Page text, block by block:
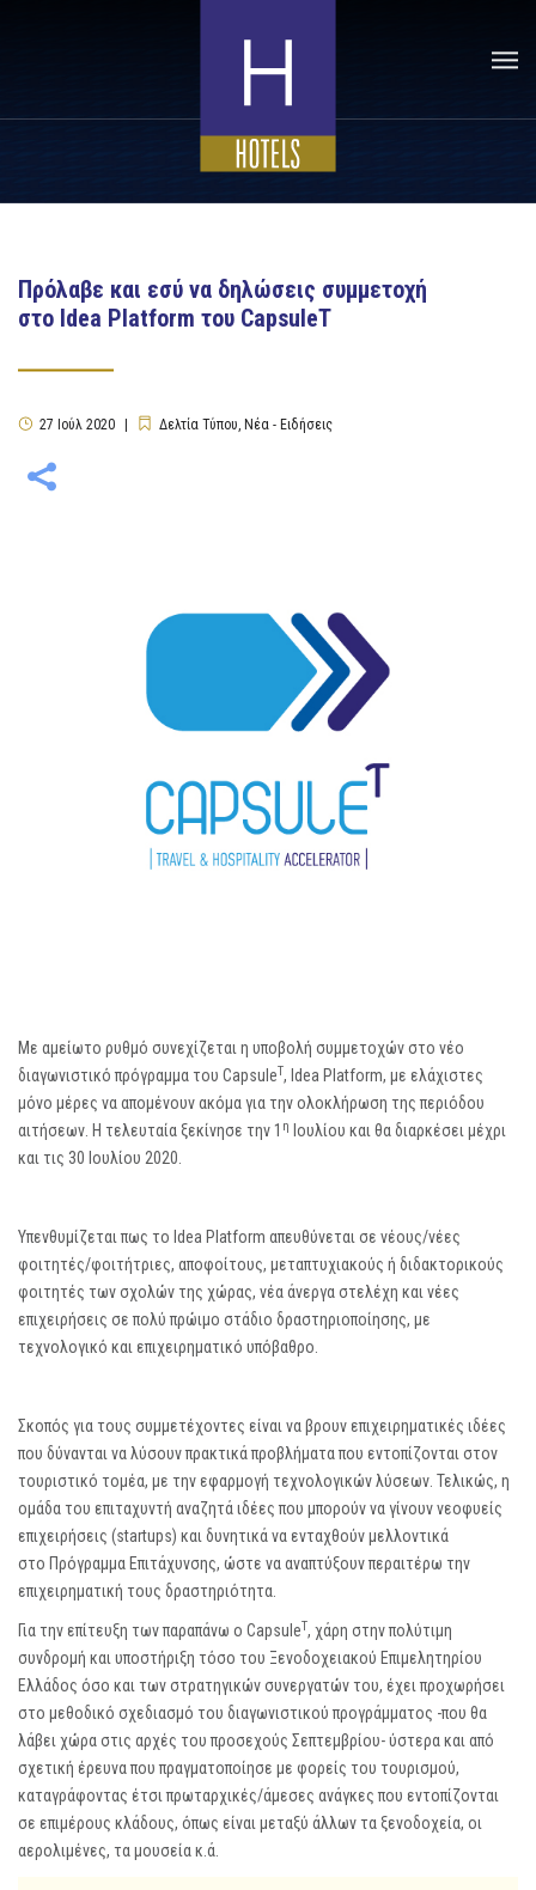
Πρόλαβε και εσύ να δηλώσεις συμμετοχή
στο Idea Platform του CapsuleT
27 Ιούλ 2020 Δελτία Τύπου, Νέα - Ειδήσεις
Με αμείωτο ρυθμό συνεχίζεται η υποβολή συμμετοχών στο νέο
διαγωνιστικό πρόγραμμα του CapsuleT, Idea Platform, με ελάχιστες
μόνο μέρες να απομένουν ακόμα για την ολοκλήρωση της περιόδου
αιτήσεων. Η τελευταία ξεκίνησε την 1 η Ιουλίου και θα διαρκέσει μέχρι
και τις 30 Ιουλίου 2020.
Υπενθυμίζεται πως το Idea Platform απευθύνεται σε νέους/νέες
φοιτητές/φοιτήτριες, αποφοίτους, μεταπτυχιακούς ή διδακτορικούς
φοιτητές των σχολών της χώρας, νέα άνεργα στελέχη και νέες
επιχειρήσεις σε πολύ πρώιμο στάδιο δραστηριοποίησης, με
τεχνολογικό και επιχειρηματικό υπόβαθρο.
Σκοπός για τους συμμετέχοντες είναι να βρουν επιχειρηματικές ιδέες
που δύνανται να λύσουν πρακτικά προβλήματα που εντοπίζονται στον
τουριστικό τομέα, με την εφαρμογή τεχνολογικών λύσεων. Τελικώς, η
ομάδα του επιταχυντή αναζητά ιδέες που μπορούν να γίνουν νεοφυείς
επιχειρήσεις (startups) και δυνητικά να ενταχθούν μελλοντικά
στο Πρόγραμμα Επιτάχυνσης, ώστε να αναπτύξουν περαιτέρω την
επιχειρηματική τους δραστηριότητα.
Για την επίτευξη των παραπάνω ο CapsuleT, χάρη στην πολύτιμη
συνδρομή και υποστήριξη τόσο του Ξενοδοχειακού Επιμελητηρίου
Ελλάδος όσο και των στρατηγικών συνεργατών του, έχει προχωρήσει
στο μεθοδικό σχεδιασμό του διαγωνιστικού προγράμματος -που θα
λάβει χώρα στις αρχές του προσεχούς Σεπτεμβρίου- ύστερα και από
σχετική έρευνα που πραγματοποίησε με φορείς του τουρισμού,
καταγράφοντας έτσι πρωταρχικές/άμεσες ανάγκες που εντοπίζονται
σε επιμέρους κλάδους, όπως είναι μεταξύ άλλων τα ξενοδοχεία, οι
αερολιμένες, τα μουσεία κ.ά.